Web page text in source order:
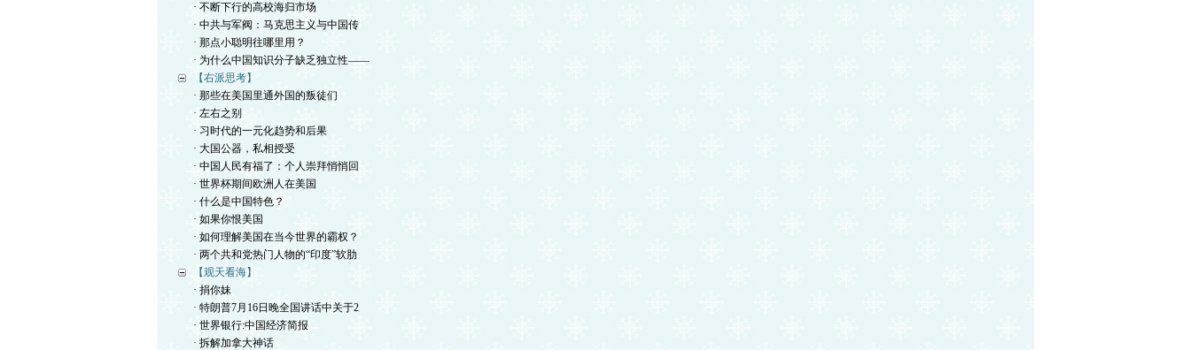
· 不断下行的高校海归市场
· 中共与军阀：马克思主义与中国传
· 那点小聪明往哪里用？
· 为什么中国知识分子缺乏独立性——
【右派思考】
· 那些在美国里通外国的叛徒们
· 左右之别
· 习时代的一元化趋势和后果
· 大国公器，私相授受
· 中国人民有福了：个人崇拜悄悄回
· 世界杯期间欧洲人在美国
· 什么是中国特色？
· 如果你恨美国
· 如何理解美国在当今世界的霸权？
· 两个共和党热门人物的“印度”软肋
【观天看海】
· 捐你妹
· 特朗普7月16日晚全国讲话中关于2
· 世界银行:中国经济简报
· 拆解加拿大神话